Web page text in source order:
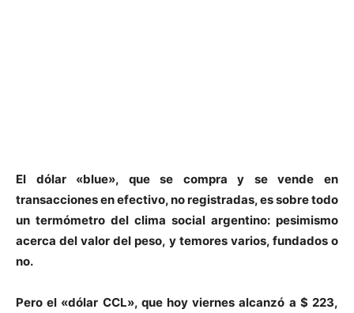
El dólar «blue», que se compra y se vende en
transacciones en efectivo, no registradas, es sobre todo
un termómetro del clima social argentino: pesimismo
acerca del valor del peso, y temores varios, fundados o
no.
Pero el «dólar CCL», que hoy viernes alcanzó a $ 223,